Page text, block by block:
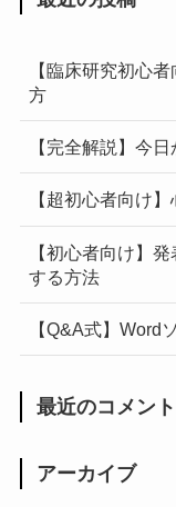
【臨床研究初心
方
【完全解説】今
【超初心者向け
【初心者向け】
する方法
【Q&A式】Word
最近のコメント
アーカイブ